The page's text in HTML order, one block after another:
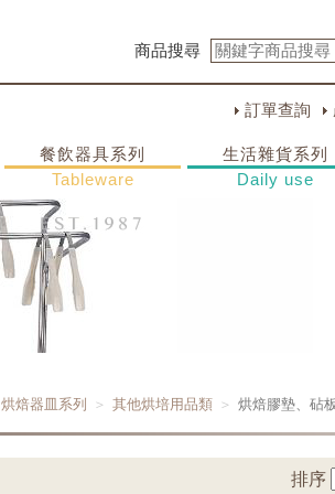
商品搜尋
訂單查詢
餐飲器具系列
Tableware
生活雜貨系列
Daily use
烘焙器皿系列 其他烘培用品類 烘焙膠墊、砧
排序